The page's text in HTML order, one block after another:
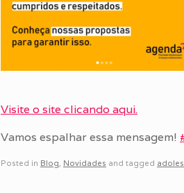
Visite o site clicando aqui.
​Vamos espalhar essa mensagem!
Posted in Blog Novidades and tagged